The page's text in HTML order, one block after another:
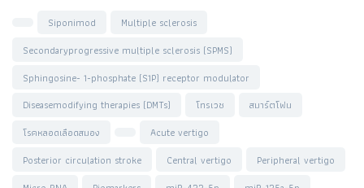
Siponimod
Multiple sclerosis
Secondaryprogressive multiple sclerosis (SPMS)
Sphingosine- 1-phosphate (S1P) receptor modulator
Diseasemodifying therapies (DMTs)
โทรเวช
สมาร์ตโฟน
โรคหลอดเลือดสมอง
Acute vertigo
Posterior circulation stroke
Central vertigo
Peripheral vertigo